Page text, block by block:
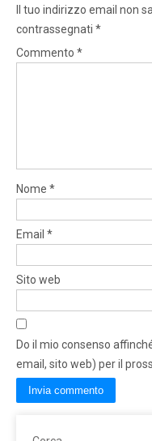
Il tuo indirizzo email non
contrassegnati *
Commento *
Nome *
Email *
Sito web
Do il mio consenso
email, sito web) per il